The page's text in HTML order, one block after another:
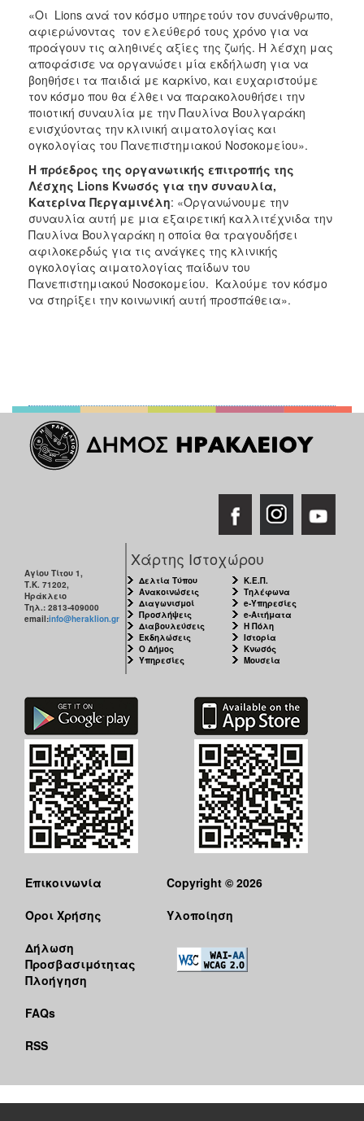
«Οι Lions ανά τον κόσμο υπηρετούν τον συνάνθρωπο,
αφιερώνοντας τον ελεύθερό τους χρόνο για να
προάγουν τις αληθινές αξίες της ζωής. Η λέσχη μας
αποφάσισε να οργανώσει μία εκδήλωση για να
βοηθήσει τα παιδιά με καρκίνο, και ευχαριστούμε
τον κόσμο που θα έλθει να παρακολουθήσει την
ποιοτική συναυλία με την Παυλίνα Βουλγαράκη
ενισχύοντας την κλινική αιματολογίας και
ογκολογίας του Πανεπιστημιακού Νοσοκομείου».
Η πρόεδρος της οργανωτικής επιτροπής της
Λέσχης Lions Κνωσός για την συναυλία,
Κατερίνα Περγαμινέλη: «Οργανώνουμε την
συναυλία αυτή με μια εξαιρετική καλλιτέχνιδα την
Παυλίνα Βουλγαράκη η οποία θα τραγουδήσει
αφιλοκερδώς για τις ανάγκες της κλινικής
ογκολογίας αιματολογίας παίδων του
Πανεπιστημιακού Νοσοκομείου. Καλούμε τον κόσμο
να στηρίξει την κοινωνική αυτή προσπάθεια».
Αγίου Τίτου 1,
Τ.Κ. 71202,
Ηράκλειο
Τηλ.: 2813-409000
email:info@heraklion.gr
Χάρτης Ιστοχώρου
Δελτία Τύπου
Ανακοινώσεις
Διαγωνισμοί
Προσλήψεις
Διαβουλεύσεις
Εκδηλώσεις
Ο Δήμος
Υπηρεσίες
Κ.Ε.Π.
Τηλέφωνα
e-Υπηρεσίες
e-Αιτήματα
Η Πόλη
Ιστορία
Κνωσός
Μουσεία
Επικοινωνία
Όροι Χρήσης
Δήλωση
Προσβασιμότητας
Πλοήγηση
FAQs
RSS
Copyright © 2026
Υλοποίηση